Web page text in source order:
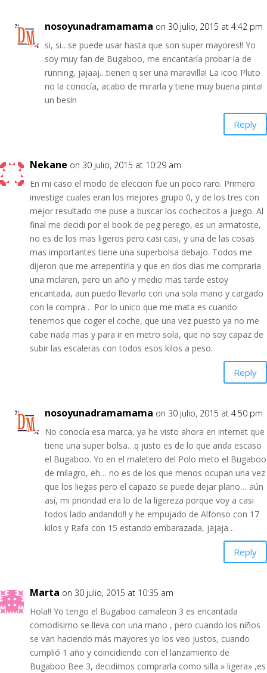
nosoyunadramamama on 30 julio, 2015 at 4:42 pm
si, si…se puede usar hasta que son super mayores!! Yo
soy muy fan de Bugaboo, me encantaría probar la de
running, jajaaj…tienen q ser una maravilla! La icoo Pluto
no la conocía, acabo de mirarla y tiene muy buena pinta!
un besin
Reply
Nekane on 30 julio, 2015 at 10:29 am
En mi caso el modo de eleccion fue un poco raro. Primero
investige cuales eran los mejores grupo 0, y de los tres con
mejor resultado me puse a buscar los cochecitos a juego. Al
final me decidi por el book de peg perego, es un armatoste,
no es de los mas ligeros pero casi casi, y una de las cosas
mas importantes tiene una superbolsa debajo. Todos me
dijeron que me arrepentiria y que en dos dias me compraria
una mclaren, pero un año y medio mas tarde estoy
encantada, aun puedo llevarlo con una sola mano y cargado
con la compra… Por lo unico que me mata es cuando
tenemos que coger el coche, que una vez puesto ya no me
cabe nada mas y para ir en metro sola, que no soy capaz de
subir las escaleras con todos esos kilos a peso.
Reply
nosoyunadramamama on 30 julio, 2015 at 4:50 pm
No conocía esa marca, ya he visto ahora en internet que
tiene una super bolsa…q justo es de lo que anda escaso
el Bugaboo. Yo en el maletero del Polo meto el Bugaboo
de milagro, eh… no es de los que menos ocupan una vez
que los liegas pero el capazo se puede dejar plano… aún
así, mi prioridad era lo de la ligereza porque voy a casi
todos lado andando!! y he empujado de Alfonso con 17
kilos y Rafa con 15 estando embarazada, jajaja…
Reply
Marta on 30 julio, 2015 at 10:35 am
Hola!! Yo tengo el Bugaboo camaleon 3 es encantada
comodísimo se lleva con una mano , pero cuando los niños
se van haciendo más mayores yo los veo justos, cuando
cumplió 1 año y coincidiendo con el lanzamiento de
Bugaboo Bee 3, decidimos comprarla como silla » ligera» ,es